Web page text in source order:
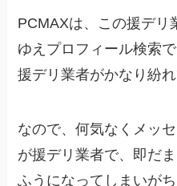
PCMAXは、この援デリ
ゆえプロフィール検索
援デリ業者がかなり紛
なので、何気なくメッ
が援デリ業者で、即だ
ふうになってしまいがち